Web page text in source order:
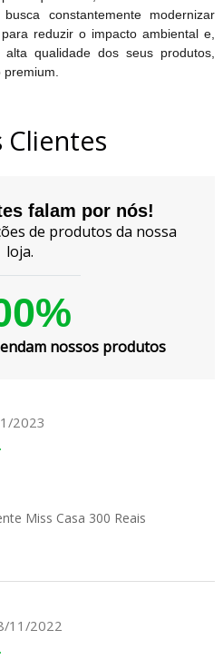
constantemente modernizar
reduzir o impacto ambiental e,
qualidade dos seus produtos,
premium.
Clientes
falam por nós!
de produtos da nossa
loja.
nossos produtos
2023
Miss Casa 300 Reais
11/2022